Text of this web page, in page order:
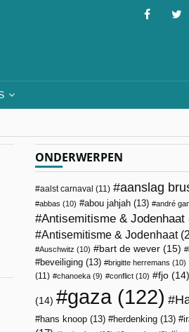
ONDERWERPEN
aalst carnaval (11) aanslag
abbas (10) abou jahjah (13) andré
Antisemitisme & Jodenhaat
Antisemitisme & Jodenhaat
Auschwitz (10) bart de wever (15)
beveiliging (13) brigitte herremans (10)
(11)
chanoeka (9) conflict (10) fjo (14)
(14) gaza(122)
hans knoop (13) herdenking (13)